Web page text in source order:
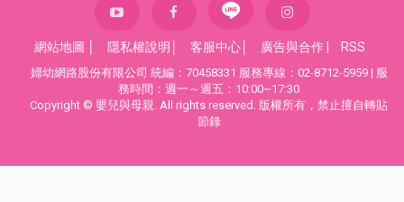
網站地圖 隱私權說明 客服中心 廣告與合作| RSS
婦幼網路股份有限公司 統編：70458331 服務專線：02-8712-5959 | 服
務時間：週一～週五：10:00~17:30
Copyright © 嬰兒與母親. All rights reserved. 版權所有，禁止擅自轉貼
節錄